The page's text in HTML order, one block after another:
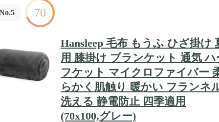
70
Hansleep 毛布 もうふ ひざ掛け
用 膝掛け ブランケット 通気 ハ
フケット マイクロファイバー
らかく肌触り 暖かい フランネ
洗える 静電防止 四季適用
(70x100,グレー)